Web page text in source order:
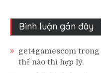
Bình luận gần đây
get4gamescom trong
thế nào thì hợp lý.